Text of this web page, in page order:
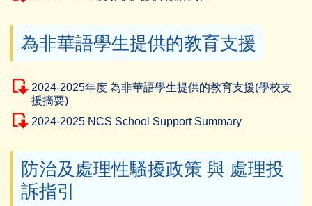
為非華語學生提供的教育支援
2024-2025年度 為非華語學生提供的教育支援(學校支
援摘要)
2024-2025 NCS School Support Summary
防治及處理性騷擾政策 與 處理投
訴指引